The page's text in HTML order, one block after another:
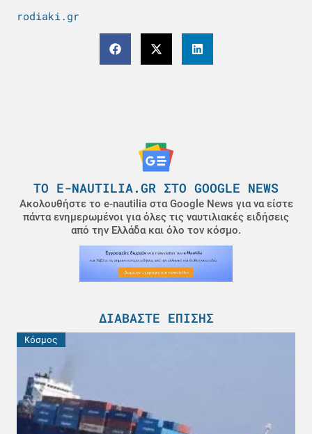
rodiaki.gr
ΤΟ E-NAUTILIA.GR ΣΤΟ GOOGLE NEWS
Ακολουθήστε το e-nautilia στα Google News για να είστε
πάντα ενημερωμένοι για όλες τις ναυτιλιακές ειδήσεις
από την Ελλάδα και όλο τον κόσμο.
ΔΙΑΒΆΣΤΕ ΕΠΊΣΗΣ
Κόσμος